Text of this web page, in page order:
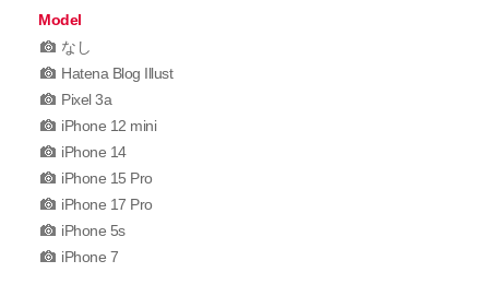
Model
なし
Hatena Blog Illust
Pixel 3a
iPhone 12 mini
iPhone 14
iPhone 15 Pro
iPhone 17 Pro
iPhone 5s
iPhone 7